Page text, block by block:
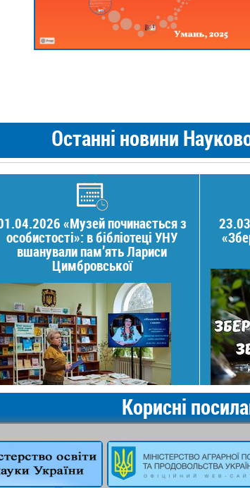
Останні новини
«Музей починається з
особистості»: в бібліотеці УНУ
вшанували пам’ять Лариси
Цимбровської
Корисні